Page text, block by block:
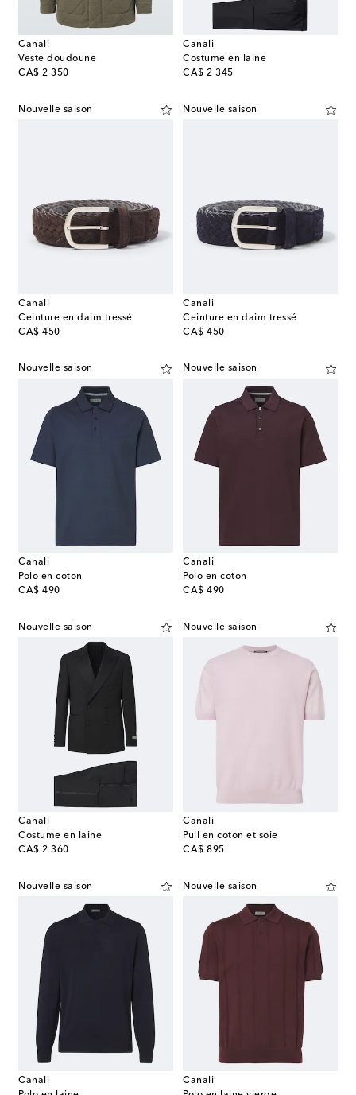
Canali
Veste doudoune
CA$ 2 350
original price
Canali
Costume en laine
CA$ 2 345
original price
Nouvelle saison
Canali
Ceinture en daim tressé
CA$ 450
original price
Nouvelle saison
Canali
Ceinture en daim tressé
CA$ 450
original price
Nouvelle saison
Canali
Polo en coton
CA$ 490
original price
Nouvelle saison
Canali
Polo en coton
CA$ 490
original price
Nouvelle saison
Canali
Costume en laine
CA$ 2 360
original price
Nouvelle saison
Canali
Pull en coton et soie
CA$ 895
original price
Nouvelle saison
Canali
Nouvelle saison
Canali